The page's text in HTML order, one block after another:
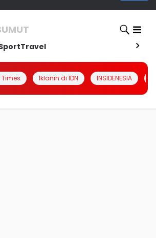
Travel
Iklanin di IDN INSIDENESIA